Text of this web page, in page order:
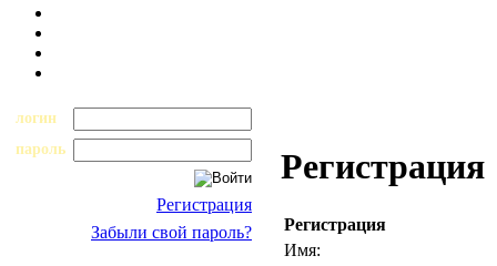
логин
пароль
Регистрация
Забыли свой пароль?
Регистрация
Регистрация
Имя: